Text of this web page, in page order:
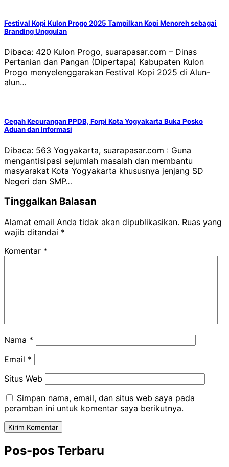
Festival Kopi Kulon Progo 2025 Tampilkan Kopi Menoreh sebagai
Branding Unggulan
Dibaca: 420 Kulon Progo, suarapasar.com – Dinas
Pertanian dan Pangan (Dipertapa) Kabupaten Kulon
Progo menyelenggarakan Festival Kopi 2025 di Alun-
alun…
Cegah Kecurangan PPDB, Forpi Kota Yogyakarta Buka Posko
Aduan dan Informasi
Dibaca: 563 Yogyakarta, suarapasar.com : Guna
mengantisipasi sejumlah masalah dan membantu
masyarakat Kota Yogyakarta khususnya jenjang SD
Negeri dan SMP…
Tinggalkan Balasan
Alamat email Anda tidak akan dipublikasikan. Ruas yang
wajib ditandai *
Komentar *
Nama *
Email *
Situs Web
Simpan nama, email, dan situs web saya pada
peramban ini untuk komentar saya berikutnya.
Pos-pos Terbaru